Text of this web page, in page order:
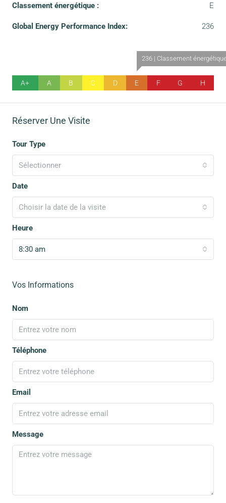
Classement énergétique : E
Global Energy Performance Index: 236
A+ A B C D
236 | Classement
E F G H
Réserver Une Visite
Tour Type
Sélectionner
Date
Choisir la date de la visite
Heure
8:30 am
Vos Informations
Nom
Téléphone
Email
Message